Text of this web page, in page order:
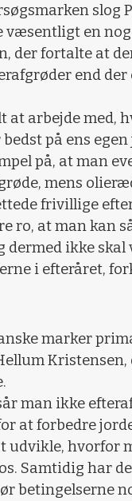
slog
væsentligt en
der fortalte at
end
at arbejde med,
på ens
på, at man
mens
frivillige
ro, at man kan
dermed ikke
i efteråret,
marker
man ikke
at forbedre
hvorfor
Samtidig har
betingelserne